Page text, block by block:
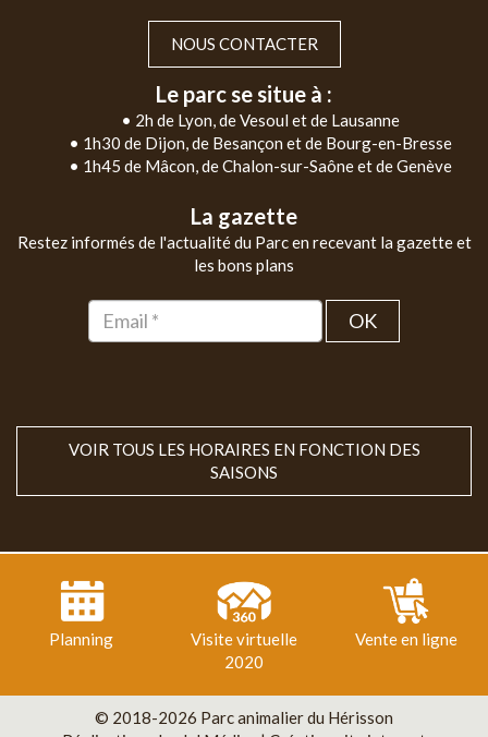
NOUS CONTACTER
Le parc se situe à :
• 2h de Lyon, de Vesoul et de Lausanne
• 1h30 de Dijon, de Besançon et de Bourg-en-Bresse
• 1h45 de Mâcon, de Chalon-sur-Saône et de Genève
La gazette
Restez informés de l'actualité du Parc en recevant la gazette et
les bons plans
OK
VOIR TOUS LES HORAIRES EN FONCTION DES
SAISONS
Planning
Visite virtuelle
2020
Vente en ligne
© 2018-2026 Parc animalier du Hérisson